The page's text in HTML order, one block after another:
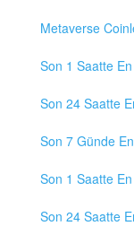
Metaverse
Son 1 Saatte
Son 24 Saatte
Son 7 Günde
Son 1 Saatte
Son 24 Saatte